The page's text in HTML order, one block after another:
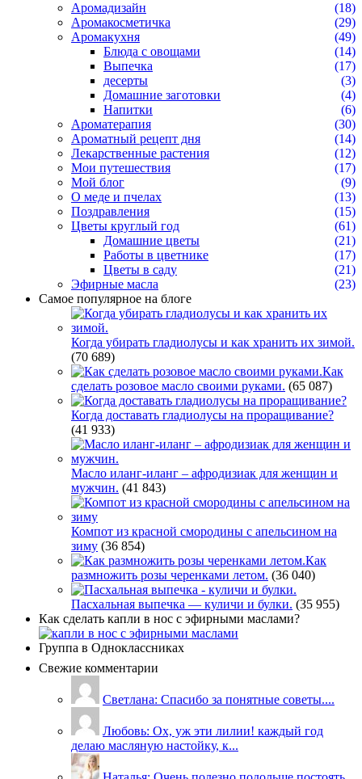
Аромадизайн
(18)
Аромакосметичка
(29)
Аромакухня
(49)
Блюда с овощами
(14)
Выпечка
(17)
десерты
(3)
Домашние заготовки
(4)
Напитки
(6)
Ароматерапия
(30)
Ароматный рецепт дня
(14)
Лекарственные растения
(12)
Мои путешествия
(17)
Мой блог
(9)
О меде и пчелах
(13)
Поздравления
(15)
Цветы круглый год
(61)
Домашние цветы
(21)
Работы в цветнике
(17)
Цветы в саду
(21)
Эфирные масла
(23)
Самое популярное на блоге
Когда убирать гладиолусы и как хранить их зимой.
(70 689)
Как
сделать розовое масло своими руками. (65 087)
Когда доставать гладиолусы на проращивание?
(41 933)
Масло иланг-иланг – афродизиак для женщин и
мужчин. (41 843)
Компот из красной смородины с апельсином на
зиму (36 854)
Как
размножить розы черенками летом. (36 040)
Пасхальная выпечка — куличи и булки. (35 955)
Как сделать капли в нос с эфирными маслами?
Группа в Одноклассниках
Свежие комментарии
Светлана: Спасибо за понятные советы....
Любовь: Ох, уж эти лилии! каждый год
делаю масляную настойку, к...